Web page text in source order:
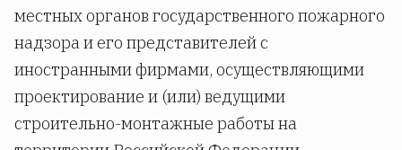
местных органов государственного пожарного
надзора и его представителей с
иностранными фирмами, осуществляющими
проектирование и (или) ведущими
строительно-монтажные работы на